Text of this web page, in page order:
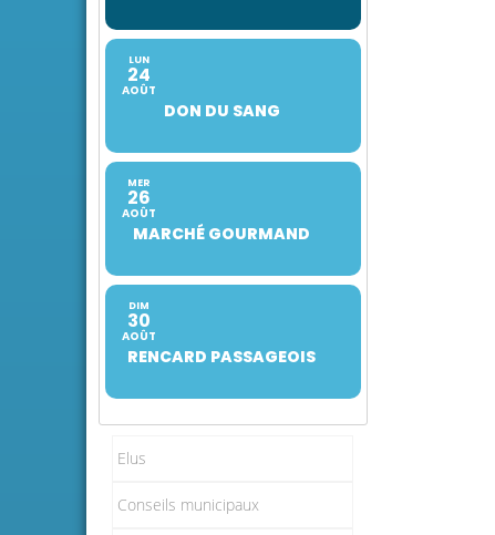
LUN
24
AOÛT
DON DU SANG
MER
26
AOÛT
MARCHÉ GOURMAND
DIM
30
AOÛT
RENCARD PASSAGEOIS
Elus
Conseils municipaux